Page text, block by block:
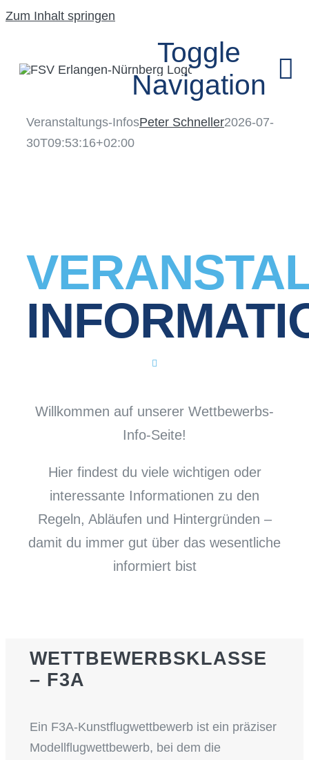
Zum Inhalt springen
Toggle
Navigation
AKTUELLES &
Veranstaltungs-InfosPeter Schneller2026-07-
30T09:53:16+02:00
Willkommen auf unserer Wettbewerbs-
Info-Seite!
Hier findest du viele wichtigen oder
interessante Informationen zu den
Regeln, Abläufen und Hintergründen –
damit du immer gut über das wesentliche
informiert bist
WETTBEWERBSKLASSE
– F3A
Ein F3A-Kunstflugwettbewerb ist ein präziser
Modellflugwettbewerb, bei dem die